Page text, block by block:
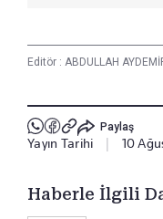
Editör : ABDULLAH
Paylaş
Yayın Tarihi 10
Haberle İlgili